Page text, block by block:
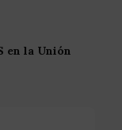
en la Unión